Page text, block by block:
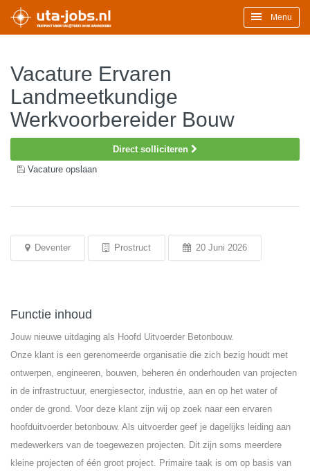
Menu
Vacature Ervaren
Landmeetkundige
Werkvoorbereider Bouw
Direct solliciteren
Vacature opslaan
Deventer Prostruct 20 Juni 2026
Functie inhoud
Jouw nieuwe uitdaging als Hoofd Uitvoerder Betonbouw.
Onze klant is een gerenomeerde organisatie die zich bezig houdt met
ontwerpen, engineeren, bouwen, beheren én onderhouden van projecten
in de infrastructuur, energiesector, industrie, aan en op het water of
onder de grond. Voor deze klant zijn wij op zoek naar een ervaren
hoofduitvoerder betonbouw. Als uitvoerder geef je dagelijks leiding aan
medewerkers van de toegewezen projecten. Dit zijn soms meerdere
kleine projecten of één groot project. Primaire taak is om op basis van